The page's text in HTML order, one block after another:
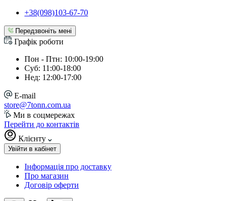
+38(098)103-67-70
Передзвоніть мені
Графік роботи
Пон - Птн: 10:00-19:00
Суб: 11:00-18:00
Нед: 12:00-17:00
E-mail
store@7tonn.com.ua
Ми в соцмережах
Перейти до контактів
Клієнту
Увійти в кабінет
Інформація про доставку
Про магазин
Договір оферти